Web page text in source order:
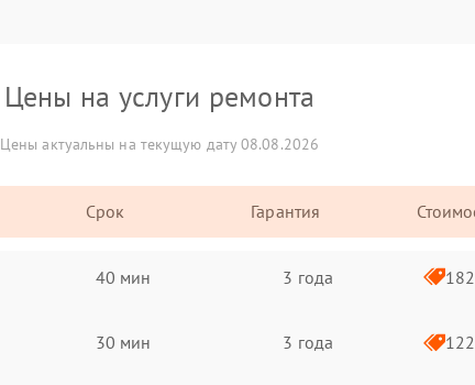
Цены на услуги ремонта
Цены актуальны на текущую дату 08.08.2026
Срок Гарантия
40 мин 3 года
30 мин 3 года